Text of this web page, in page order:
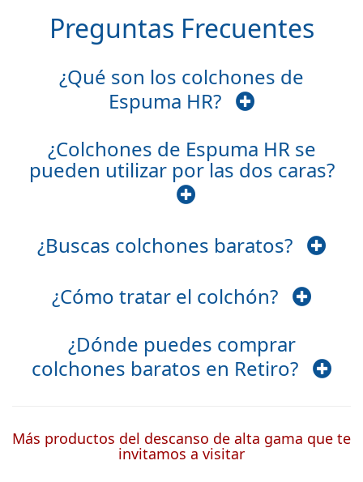
Preguntas Frecuentes
¿Qué son los colchones de
Espuma HR?
¿Colchones de Espuma HR se
pueden utilizar por las dos caras?
¿Buscas colchones baratos?
¿Cómo tratar el colchón?
¿Dónde puedes comprar
colchones baratos en Retiro?
Más productos del descanso de alta gama que te
invitamos a visitar